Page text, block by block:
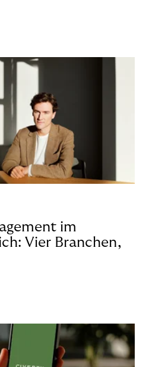
im
Vier Branchen,